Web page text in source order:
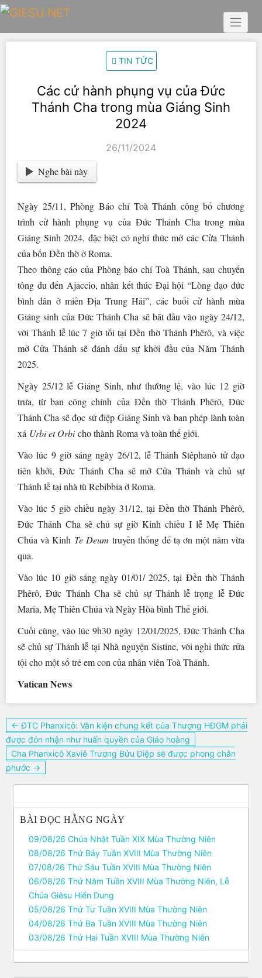
Skip
content
TIN TỨC
Các cử hành phụng vụ của Đức
Thánh Cha trong mùa Giáng Sinh
2024
26/11/2024
Nghe bài này
Ngày 25/11, Phòng Báo chí Toà Thánh công bố chương
trình cử hành phụng vụ của Đức Thánh Cha trong mùa
Giáng Sinh 2024, đặc biệt có nghi thức mở các Cửa Thánh
của bốn Đền thờ ở Roma.
Theo thông cáo của Phòng báo chí Toà Thánh, sau chuyến
tông du đến Ajaccio, nhân kết thúc Đại hội “Lòng đạo đức
bình dân ở miền Địa Trung Hải”, các buổi cử hành mùa
Giáng sinh của Đức Thánh Cha sẽ bắt đầu vào ngày 24/12,
với Thánh lễ lúc 7 giờ tối tại Đền thờ Thánh Phêrô, và việc
mở Cửa Thánh sẽ đánh dấu sự khởi đầu của Năm Thánh
2025.
Ngày 25/12 lễ Giáng Sinh, như thường lệ, vào lúc 12 giờ
trưa, từ ban công chính của Đền thờ Thánh Phêrô, Đức
Thánh Cha sẽ đọc sứ điệp Giáng Sinh và ban phép lành toàn
xá Urbi et Orbicho thành Roma và toàn thế giới.
Vào lúc 9 giờ sáng ngày 26/12, lễ Thánh Stêphanô tử đạo
tiên khởi, Đức Thánh Cha sẽ mở Cửa Thánh và chủ sự
Thánh lễ tại nhà tù Rebibbia ở Roma.
Vào lúc 5 giờ chiều ngày 31/12, tại Đền thờ Thánh Phêrô,
Đức Thánh Cha sẽ chủ sự giờ Kinh chiều I lễ Mẹ Thiên
Chúa và Kinh Te Deum truyền thống để tạ ơn một năm vừa
qua.
Vào lúc 10 giờ sáng ngày 01/01/ 2025, tại Đền thờ Thánh
Phêrô, Đức Thánh Cha sẽ chủ sự Thánh lễ trọng lễ Đức
Maria, Mẹ Thiên Chúa và Ngày Hòa bình Thế giới.
Cuối cùng, vào lúc 9h30 ngày 12/01/2025, Đức Thánh Cha
sẽ chủ sự Thánh lễ tại Nhà nguyện Sistine, với nghi thức rửa
tội cho một số trẻ em con của nhân viên Toà Thánh.
Vatican News
Điều
hướng
bài
viết
← ĐTC Phanxicô: Văn kiện chung kết của Thượng HĐGM phải
được đón nhận như huấn quyền của Giáo hoàng
Cha Phanxicô Xaviê Trương Bửu Diệp sẽ được phong chân
phước →
BÀI ĐỌC HẰNG NGÀY
09/08/26 Chúa Nhật Tuần XIX Mùa Thường Niên
08/08/26 Thứ Bảy Tuần XVIII Mùa Thường Niên
07/08/26 Thứ Sáu Tuần XVIII Mùa Thường Niên
06/08/26 Thứ Năm Tuần XVIII Mùa Thường Niên, Lễ
Chúa Giêsu Hiển Dung
05/08/26 Thứ Tư Tuần XVIII Mùa Thường Niên
04/08/26 Thứ Ba Tuần XVIII Mùa Thường Niên
03/08/26 Thứ Hai Tuần XVIII Mùa Thường Niên